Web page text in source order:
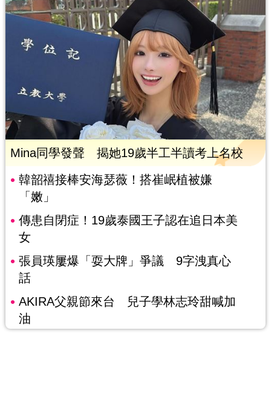
Mina同學發聲 揭她19歲半工半讀考上名校
韓韶禧接棒安海瑟薇！搭崔岷植被嫌
「嫩」
傳患自閉症！19歲泰國王子認在追日本美
女
張員瑛屢爆「耍大牌」爭議 9字洩真心
話
AKIRA父親節來台 兒子學林志玲甜喊加
油